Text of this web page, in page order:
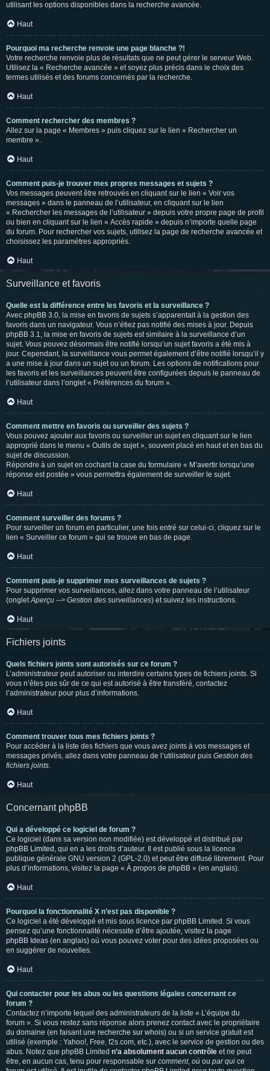
utilisant les options disponibles dans la recherche avancée.
Haut
Pourquoi ma recherche renvoie une page blanche ?!
Votre recherche renvoie plus de résultats que ne peut gérer le serveur Web.
Utilisez la « Recherche avancée » et soyez plus précis dans le choix des
termes utilisés et des forums concernés par la recherche.
Haut
Comment rechercher des membres ?
Allez sur la page « Membres » puis cliquez sur le lien « Rechercher un
membre ».
Haut
Comment puis-je trouver mes propres messages et sujets ?
Vos messages peuvent être retrouvés en cliquant sur le lien « Voir vos
messages » dans le panneau de l’utilisateur, en cliquant sur le lien
« Rechercher les messages de l’utilisateur » depuis votre propre page de profil
ou bien en cliquant sur le lien « Accès rapide » depuis n’importe quelle page
du forum. Pour rechercher vos sujets, utilisez la page de recherche avancée et
choisissez les paramètres appropriés.
Haut
Surveillance et favoris
Quelle est la différence entre les favoris et la surveillance ?
Avec phpBB 3.0, la mise en favoris de sujets s’apparentait à la gestion des
favoris dans un navigateur. Vous n’étiez pas notifié des mises à jour. Depuis
phpBB 3.1, la mise en favoris de sujets est similaire à la surveillance d’un
sujet. Vous pouvez désormais être notifié lorsqu’un sujet favoris a été mis à
jour. Cependant, la surveillance vous permet également d’être notifié lorsqu’il y
a une mise à jour dans un sujet ou un forum. Les options de notifications pour
les favoris et les surveillances peuvent être configurées depuis le panneau de
l’utilisateur dans l’onglet « Préférences du forum ».
Haut
Comment mettre en favoris ou surveiller des sujets ?
Vous pouvez ajouter aux favoris ou surveiller un sujet en cliquant sur le lien
approprié dans le menu « Outils de sujet », souvent placé en haut et en bas du
sujet de discussion.
Répondre à un sujet en cochant la case du formulaire « M’avertir lorsqu’une
réponse est postée » vous permettra également de surveiller le sujet.
Haut
Comment surveiller des forums ?
Pour surveiller un forum en particulier, une fois entré sur celui-ci, cliquez sur le
lien « Surveiller ce forum » qui se trouve en bas de page.
Haut
Comment puis-je supprimer mes surveillances de sujets ?
Pour supprimer vos surveillances, allez dans votre panneau de l’utilisateur
(ongletAperçu --> Gestion des surveillances) et suivez les instructions.
Haut
Fichiers joints
Quels fichiers joints sont autorisés sur ce forum ?
L’administrateur peut autoriser ou interdire certains types de fichiers joints. Si
vous n’êtes pas sûr de ce qui est autorisé à être transféré, contactez
l’administrateur pour plus d’informations.
Haut
Comment trouver tous mes fichiers joints ?
Pour accéder à la liste des fichiers que vous avez joints à vos messages et
messages privés, allez dans votre panneau de l’utilisateur puis Gestion des
fichiers joints.
Haut
Concernant phpBB
Qui a développé ce logiciel de forum ?
Ce logiciel (dans sa version non modifiée) est développé et distribué par
phpBB Limited , qui en a les droits d’auteur. Il est publié sous la licence
publique générale GNU version 2 (GPL-2.0) et peut être diffusé librement. Pour
plus d’informations, visitez la page « À propos de phpBB » (en anglais).
Haut
Pourquoi la fonctionnalité X n’est pas disponible ?
Ce logiciel a été développé et mis sous licence par phpBB Limited. Si vous
pensez qu’une fonctionnalité nécessite d’être ajoutée, visitez la page
phpBB Ideas (en anglais) où vous pouvez voter pour des idées proposées ou
en suggérer de nouvelles.
Haut
Qui contacter pour les abus ou les questions légales concernant ce
forum ?
Contactez n’importe lequel des administrateurs de la liste « L’équipe du
forum ». Si vous restez sans réponse alors prenez contact avec le propriétaire
du domaine (en faisant une recherche sur whois) ou si un service gratuit est
utilisé (exemple : Yahoo!, Free, f2s.com, etc.), avec le service de gestion ou des
abus. Notez que phpBB Limited n’a absolument aucun contrôle et ne peut
être, en aucun cas, tenu pour responsable sur comment, où ou par qui ce